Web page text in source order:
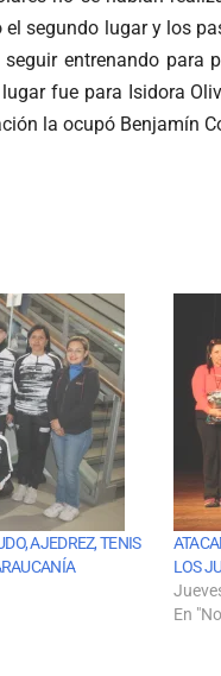
segundo lugar y los
entrenando para
fue para Isidora
la ocupó Benjamín
AJEDREZ, TENIS
LOS
En